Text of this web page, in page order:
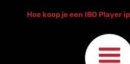
Hoe koop je een IBO Player